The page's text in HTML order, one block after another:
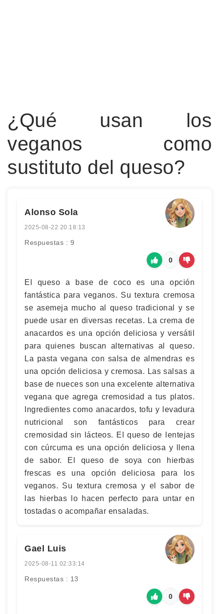
¿Qué usan los
veganos como
sustituto del queso?
Alonso Sola
2025-08-22 20:18:13
Respuestas : 9
0
El queso a base de coco es una opción
fantástica para veganos. Su textura cremosa
se asemeja mucho al queso tradicional y se
puede usar en diversas recetas. La crema de
anacardos es una opción deliciosa y versátil
para quienes buscan alternativas al queso.
La pasta vegana con salsa de almendras es
una opción deliciosa y cremosa. Las salsas a
base de nueces son una excelente alternativa
vegana que agrega cremosidad a tus platos.
Ingredientes como anacardos, tofu y levadura
nutricional son fantásticos para crear
cremosidad sin lácteos. El queso de lentejas
con cúrcuma es una opción deliciosa y llena
de sabor. El queso de soya con hierbas
frescas es una opción deliciosa para los
veganos. Su textura cremosa y el sabor de
las hierbas lo hacen perfecto para untar en
tostadas o acompañar ensaladas.
Gael Luis
2025-08-11 02:33:14
Respuestas : 13
0